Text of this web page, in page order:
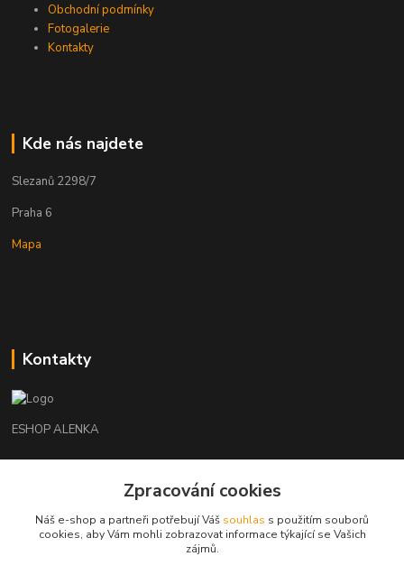
Obchodní podmínky
Fotogalerie
Kontakty
Kde nás najdete
Slezanů 2298/7
Praha 6
Mapa
Kontakty
ESHOP ALENKA
+420602541312
orechovka@inmes.cz
Zpracování cookies
Náš e-shop a partneři potřebují Váš souhlas s použitím souborů
cookies, aby Vám mohli zobrazovat informace týkající se Vašich
zájmů.